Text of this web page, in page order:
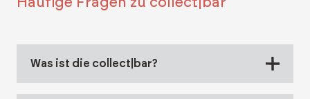
Was ist die collect|bar?